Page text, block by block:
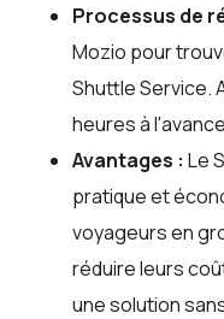
Processus de
Mozio pour
Shuttle Service.
heures à
Avantages : Le
pratique et
voyageurs en
réduire leurs
une solution